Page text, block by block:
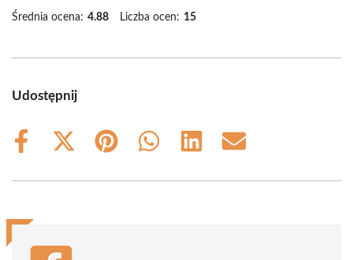
Średnia ocena: 4.88 Liczba ocen: 15
Udostępnij
Share
Share
(Twitter)
Share
Share
Share
Share